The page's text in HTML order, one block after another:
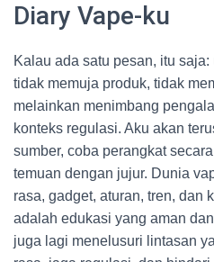
Diary Vape-ku
Kalau ada satu pesan, itu
tidak memuja produk, tidak
melainkan menimbang
konteks regulasi. Aku akan
sumber, coba perangkat
temuan dengan jujur. Dunia
rasa, gadget, aturan, tren, dan
adalah edukasi yang aman
juga lagi menelusuri lintasan